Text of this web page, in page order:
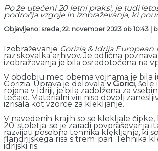
Po že utečeni 20 letni praksi, je tudi
področja vzgoje in izobraževanja, ki
Objavljeno: sreda, 22. november 2023 ob 10:43
Izobraževanje Gorizia & Idrija
raziskovalka arhivov. Je odlična
izobraževanja je bila osredotočena na
V obdobju med obema vojnama je bila
Gorizia. Uprava je delovalav Gorici, šole
rojena v Idriji, je bila zadolžena za
tečaje. Materialni viri niso dovolj
izrisala kot vzorce za klekljanje.
V navedenih krajih so se klekljale
20. stoletja, se je zaradi povpraševanja
razvijati posebna tehnika klekljanja, ki
flandrijskega risa s tremi pari. Tehnika
idrijski ris.